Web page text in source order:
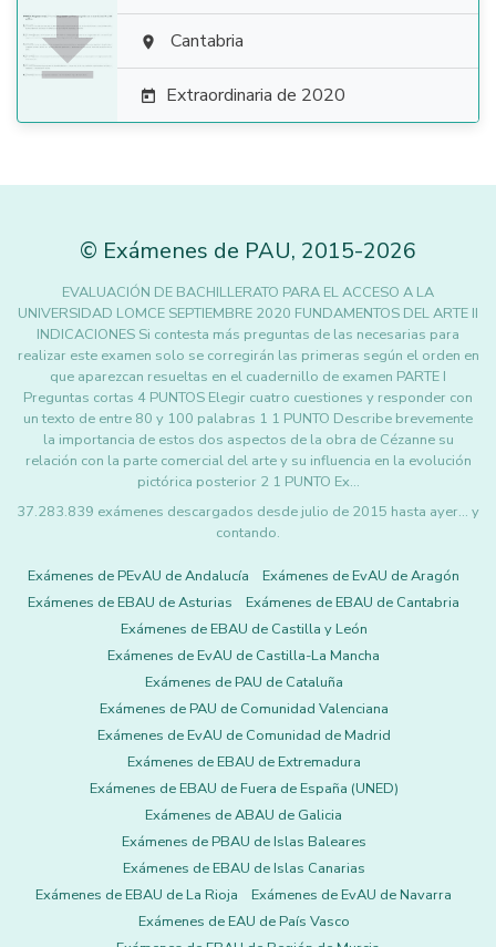
  Cantabria
 Extraordinaria de 2020
© Exámenes de PAU, 2015-2026
EVALUACIÓN DE BACHILLERATO PARA EL ACCESO A LA
UNIVERSIDAD LOMCE SEPTIEMBRE 2020 FUNDAMENTOS DEL ARTE II
INDICACIONES Si contesta más preguntas de las necesarias para
realizar este examen solo se corregirán las primeras según el orden en
que aparezcan resueltas en el cuadernillo de examen PARTE I
Preguntas cortas 4 PUNTOS Elegir cuatro cuestiones y responder con
un texto de entre 80 y 100 palabras 1 1 PUNTO Describe brevemente
la importancia de estos dos aspectos de la obra de Cézanne su
relación con la parte comercial del arte y su influencia en la evolución
pictórica posterior 2 1 PUNTO Ex…
37.283.839 exámenes descargados desde julio de 2015 hasta ayer... y
contando.
Exámenes de PEvAU de Andalucía
Exámenes de EvAU de Aragón
Exámenes de EBAU de Asturias
Exámenes de EBAU de Cantabria
Exámenes de EBAU de Castilla y León
Exámenes de EvAU de Castilla-La Mancha
Exámenes de PAU de Cataluña
Exámenes de PAU de Comunidad Valenciana
Exámenes de EvAU de Comunidad de Madrid
Exámenes de EBAU de Extremadura
Exámenes de EBAU de Fuera de España (UNED)
Exámenes de ABAU de Galicia
Exámenes de PBAU de Islas Baleares
Exámenes de EBAU de Islas Canarias
Exámenes de EBAU de La Rioja
Exámenes de EvAU de Navarra
Exámenes de EAU de País Vasco